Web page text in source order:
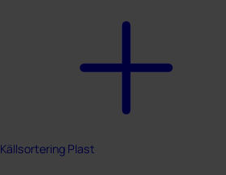
Källsortering Plast